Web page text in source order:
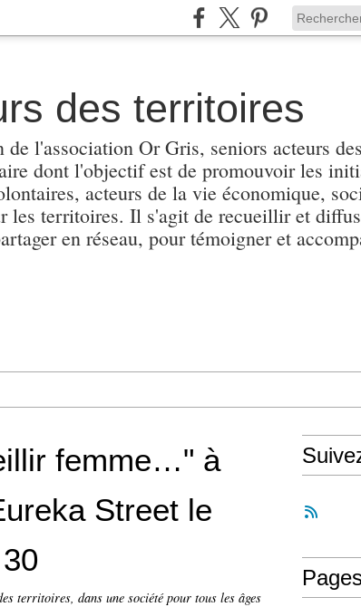
des territoires
l'association Or Gris, seniors acteurs
dont l'objectif est de promouvoir les
acteurs de la vie économique,
les territoires. Il s'agit de recueillir et
en réseau, pour témoigner et
femme…" à
Street le
territoires, dans une société pour tous les âges